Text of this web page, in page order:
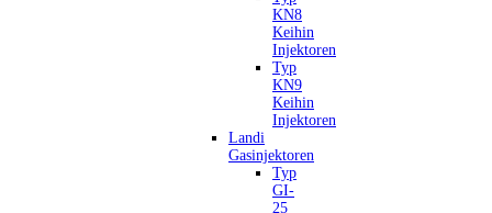
KN8
Keihin
Injektoren
Typ
KN9
Keihin
Injektoren
Landi
Gasinjektoren
Typ
GI-
25